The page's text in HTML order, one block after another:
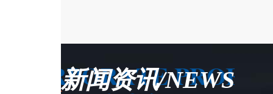
新闻资讯/NEWS